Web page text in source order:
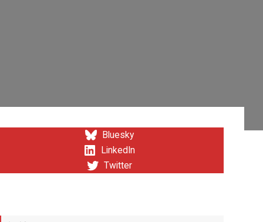
Bluesky
LinkedIn
Twitter